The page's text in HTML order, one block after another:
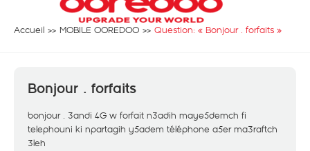
Accueil MOBILE OOREDOO Question: « Bonjour . forfaits »
Bonjour . forfaits
bonjour . 3andi 4G w forfait n3adih maye5demch fi
telephouni ki npartagih y5adem téléphone a5er ma3raftch
3leh